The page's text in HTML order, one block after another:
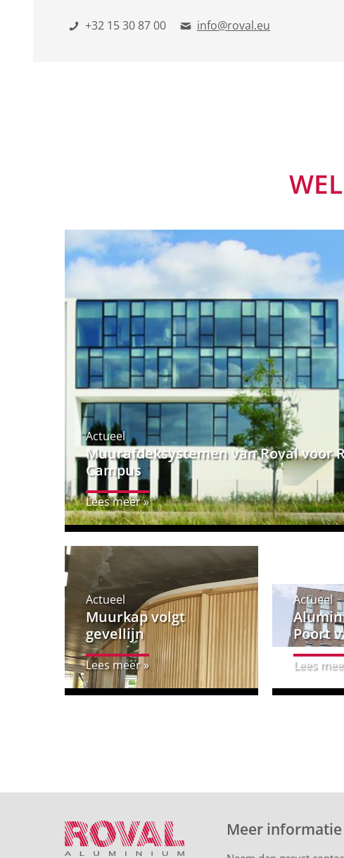
+32 15 30 87 00 info@roval.eu
Actueel
Muurafdeksystemen van Roval voor
Campus
Lees meer »
Actueel
Muurkap volgt
gevellijn
Lees meer »
Actueel
Poort
Lees
Meer informatie